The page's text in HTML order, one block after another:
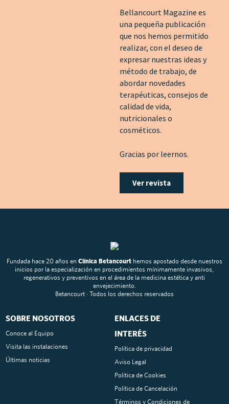
Bellancourt Magazine es
una pequeña publicación
que nos hemos permitido
realizar, con el deseo de
expresar nuestras ideas y
método de trabajo, de
abordar novedades
terapéuticas, consejos de
calidad de vida,
nutricionales o
cosméticos.
Gracias por leernos.
Ver revista
Fundada hace 20 años en Clínica Betancourthemos apostado desde nuestros
inicios por la especialización en procedimientos mínimamente invasivos,
regenerativos y preventivos en el área de la medicina estética y anti
envejecimiento.
Betancourt · Todos los derechos reservados
SOBRE NOSOTROS
Conoce al Equipo
Visita las instalaciones
Últimas noticias
ENLACES DE
INTERÉS
Política de privacidad
Aviso Legal
Política de Cookies
Política de Cancelación
Términos y Condiciones de